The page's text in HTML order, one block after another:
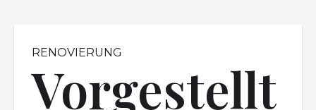
Vorgestellt
RENOVIERUNG